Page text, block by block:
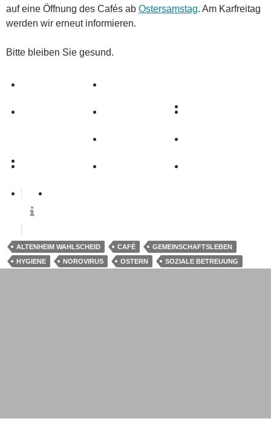
auf eine Öffnung des Cafés ab Ostersamstag. Am Karfreitag
werden wir erneut informieren.
Bitte bleiben Sie gesund.
ALTENHEIM WAHLSCHEID CAFÉ
GEMEINSCHAFTSLEBEN
HYGIENE
NOROVIRUS OSTERN SOZIALE BETREUUNG